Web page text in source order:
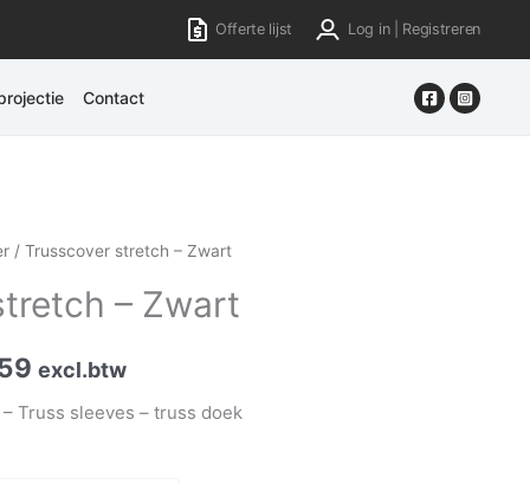
Offerte lijst Log in | Registreren
Contact
/ Trusscover stretch – Zwart
– Zwart
excl.btw
Truss sleeves – truss doek